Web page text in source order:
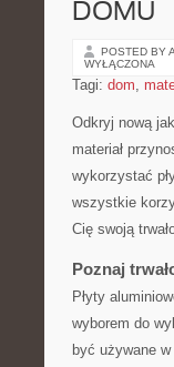
DOMU
POSTED BY
WYŁĄCZONA
Tagi: dom,
Odkryj nową
materiał
wykorzystać
wszystkie
Cię swoją
Poznaj
Płyty
wyborem do
być ‌używane